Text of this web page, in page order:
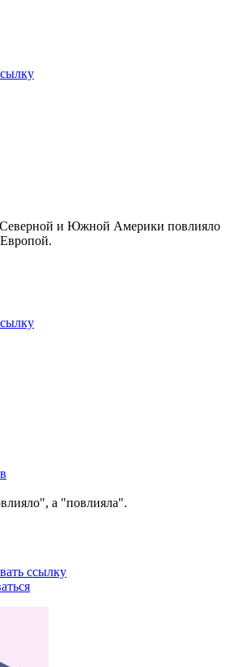
Северной и Южной Америки повлияло
а "повлияла".
ссылку